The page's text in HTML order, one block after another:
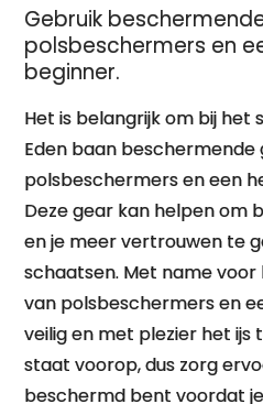
Gebruik
polsbeschermers en
beginner.
Het is belangrijk om bij het
Eden baan beschermende
polsbeschermers en een
Deze gear kan helpen om
en je meer vertrouwen te
schaatsen. Met name
van polsbeschermers en
veilig en met plezier het ijs
staat voorop, dus zorg
beschermd bent voordat